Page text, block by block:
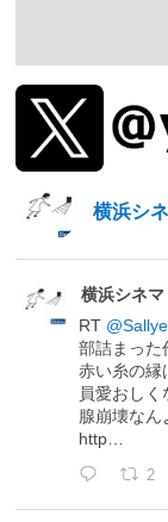
横浜シ
横浜シネ
RT
部詰まった
赤い糸の縁
員愛おしく
腺崩壊なん
http…
2